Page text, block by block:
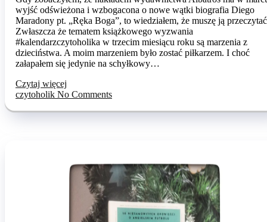
wyjść odświeżona i wzbogacona o nowe wątki biografia Diego
Maradony pt. „Ręka Boga”, to wiedziałem, że muszę ją
Zwłaszcza że tematem książkowego wyzwania
#kalendarzczytoholika w trzecim miesiącu roku są marzenia z
dzieciństwa. A moim marzeniem było zostać piłkarzem. I choć
załapałem się jedynie na schyłkowy…
Czytaj więcej
czytoholik No Comments